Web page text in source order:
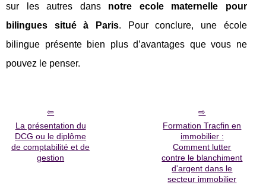
sur les autres dans notre ecole maternelle pour
bilingues situé à Paris. Pour conclure, une école
bilingue présente bien plus d’avantages que vous ne
pouvez le penser.
La présentation du
DCG ou le diplôme
de comptabilité et de
gestion
Formation Tracfin en
immobilier :
Comment lutter
contre le blanchiment
d'argent dans le
secteur immobilier